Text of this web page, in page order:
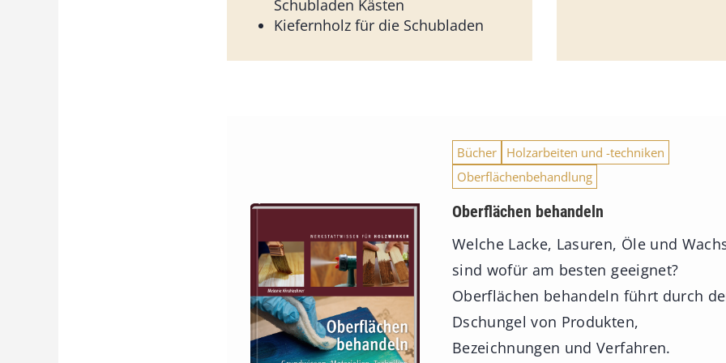
Schubladen Kästen
Kiefernholz für die Schubladen
Bücher
Holzarbeiten und -techniken
Oberflächenbehandlung
Oberflächen behandeln
Welche Lacke, Lasuren, Öle und
sind wofür am besten geeignet?
Oberflächen behandeln führt durch
Dschungel von Produkten,
Bezeichnungen und Verfahren.